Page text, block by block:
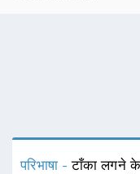
परिभाषा -टाँका लगने